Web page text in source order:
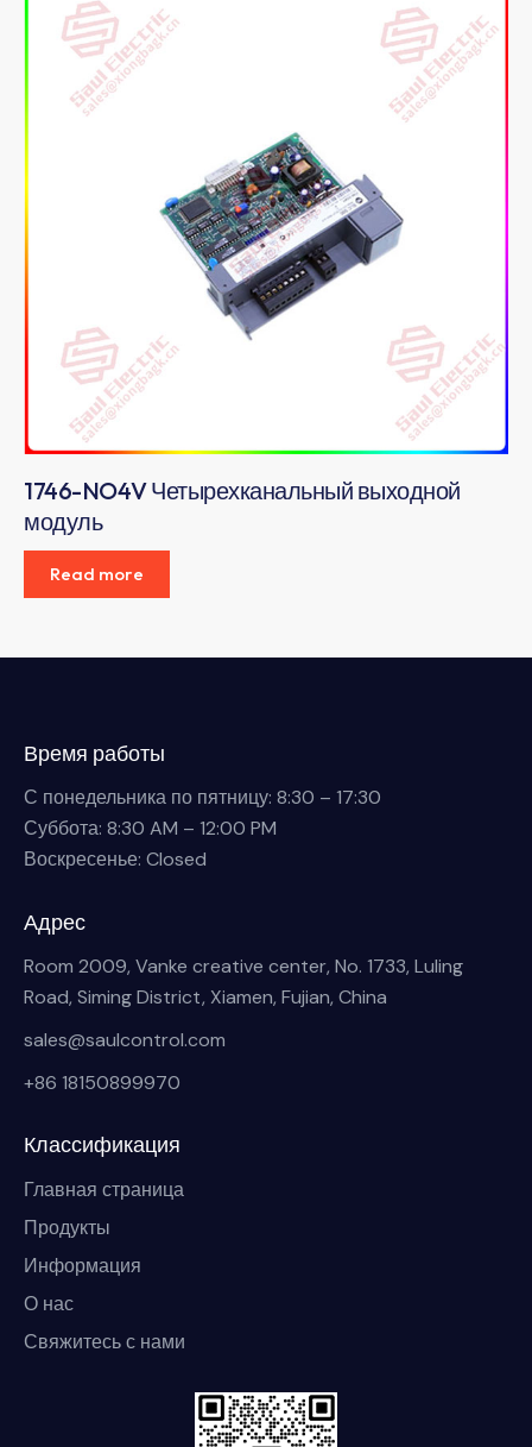
1746-NO4V Четырехканальный выходной
модуль
Read more
Время работы
С понедельника по пятницу: 8:30 – 17:30
Суббота: 8:30 AM – 12:00 PM
Воскресенье: Closed
Адрес
Room 2009, Vanke creative center, No. 1733, Luling
Road, Siming District, Xiamen, Fujian, China
sales@saulcontrol.com
+86 18150899970
Классификация
Главная страница
Продукты
Информация
О нас
Свяжитесь с нами